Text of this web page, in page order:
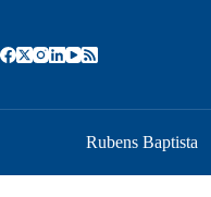
o
conteúdo
Rubens Baptista